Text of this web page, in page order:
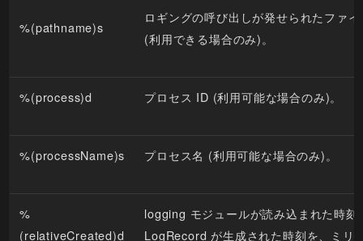
%(pathname)s
ロギングの呼び出しが発せられたファ
(利用できる場合のみ)。
%(process)d プロセス ID (利用可能な場合のみ)。
%(processName)s プロセス名 (利用可能な場合のみ)。
%
(relativeCreated)d
logging モジュールが読み込まれた時刻
LogRecord が生成された時刻を、ミリ